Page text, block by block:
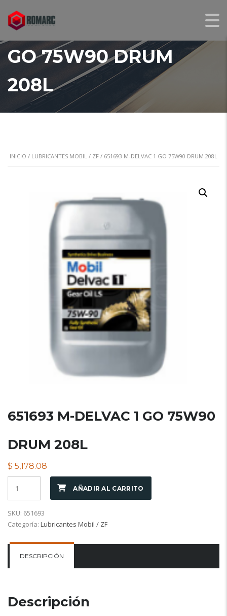
651693 M-DELVAC 1
GO 75W90 DRUM
208L
INICIO / LUBRICANTES MOBIL / ZF / 651693 M-DELVAC 1 GO 75W90 DRUM 208L
651693 M-DELVAC 1 GO 75W90
DRUM 208L
$ 5,178.08
AÑADIR AL CARRITO
SKU: 651693
Categoría: Lubricantes Mobil / ZF
DESCRIPCIÓN
Descripción